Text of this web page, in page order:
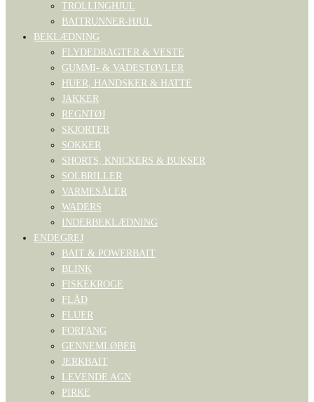
TROLLINGHJUL
BAITRUNNER-HJUL
BEKLÆDNING
FLYDEDRAGTER & VESTE
GUMMI- & VADESTØVLER
HUER, HANDSKER & HATTE
JAKKER
REGNTØJ
SKJORTER
SOKKER
SHORTS, KNICKERS & BUKSER
SOLBRILLER
VARMESÅLER
WADERS
INDERBEKLÆDNING
ENDEGREJ
BAIT & POWERBAIT
BLINK
FISKEKROGE
FLÅD
FLUER
FORFANG
GENNEMLØBER
JERKBAIT
LEVENDE AGN
PIRKE